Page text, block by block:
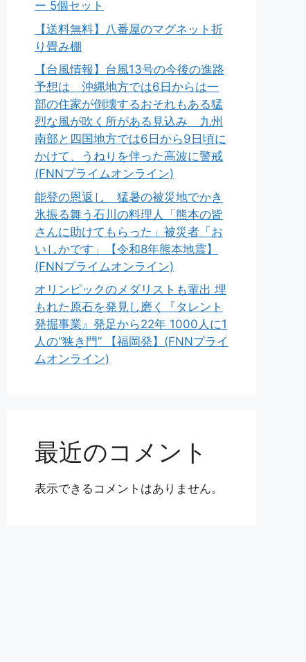
ー 5個セット
【送料無料】八番屋のマグネット折
り畳み棚
【台風情報】台風13号の今後の進路
予想は 沖縄地方では6日からは一
部の住家が倒壊するおそれもある猛
烈な風が吹く所がある見込み 九州
南部と四国地方では6日から9日頃に
かけて、うねりを伴った高波に警戒
(FNNプライムオンライン)
能登の恩返し 猛暑の被災地でかき
氷振る舞う石川の料理人「熊本の皆
さんに助けてもらった」被災者「お
いしかです」【令和8年熊本地震】
(FNNプライムオンライン)
オリンピックのメダリストも輩出 埋
もれた原石を発見し磨く『タレント
発掘事業』発足から22年 1000人に1
人の“狭き門” 【福岡発】(FNNプライ
ムオンライン)
最近のコメント
表示できるコメントはありません。